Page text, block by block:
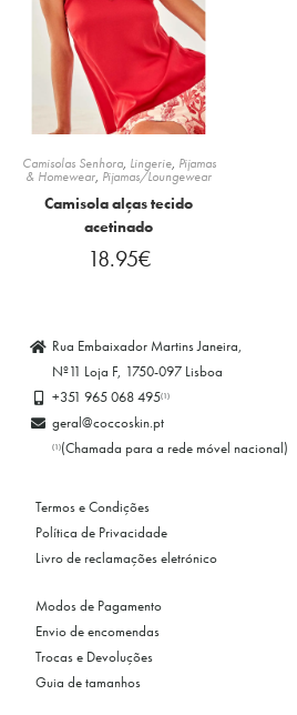
Camisolas Senhora, Lingerie, Pijamas
& Homewear, Pijamas/Loungewear
Camisola alças tecido
acetinado
18.95€
Rua Embaixador Martins Janeira,
Nº11 Loja F, 1750-097 Lisboa
+351 965 068 495(1)
geral@coccoskin.pt
(1)(Chamada para a rede móvel nacional)
Termos e Condições
Política de Privacidade
Livro de reclamações eletrónico
Modos de Pagamento
Envio de encomendas
Trocas e Devoluções
Guia de tamanhos